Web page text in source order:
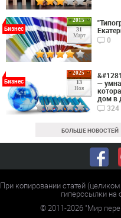
2015
31
Март
Бизнес
0
2025
13
Ноя
Бизнес
—
дом в
324
БОЛЬШЕ НОВОСТЕЙ
При копировании статей
гиперссылки на
©2011-2026 "Мир